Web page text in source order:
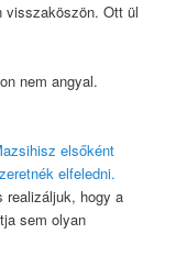
visszaköszön. Ott ül
nem angyal.
elsőként
elfeledni.
realizáljuk, hogy a
sem olyan